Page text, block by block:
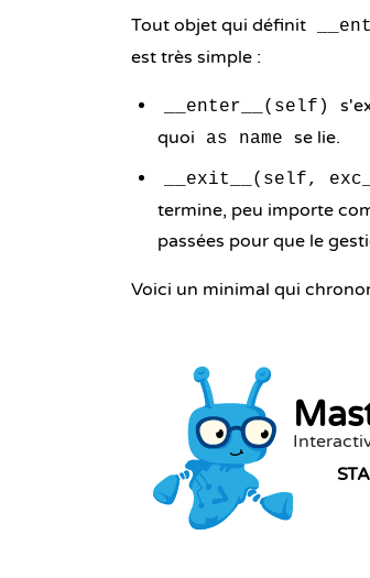
Tout objet qui définit
est très simple :
__enter__(self)
quoi
as name se lie.
__exit__(self,
termine, peu importe
passées pour que le
Voici un minimal qui